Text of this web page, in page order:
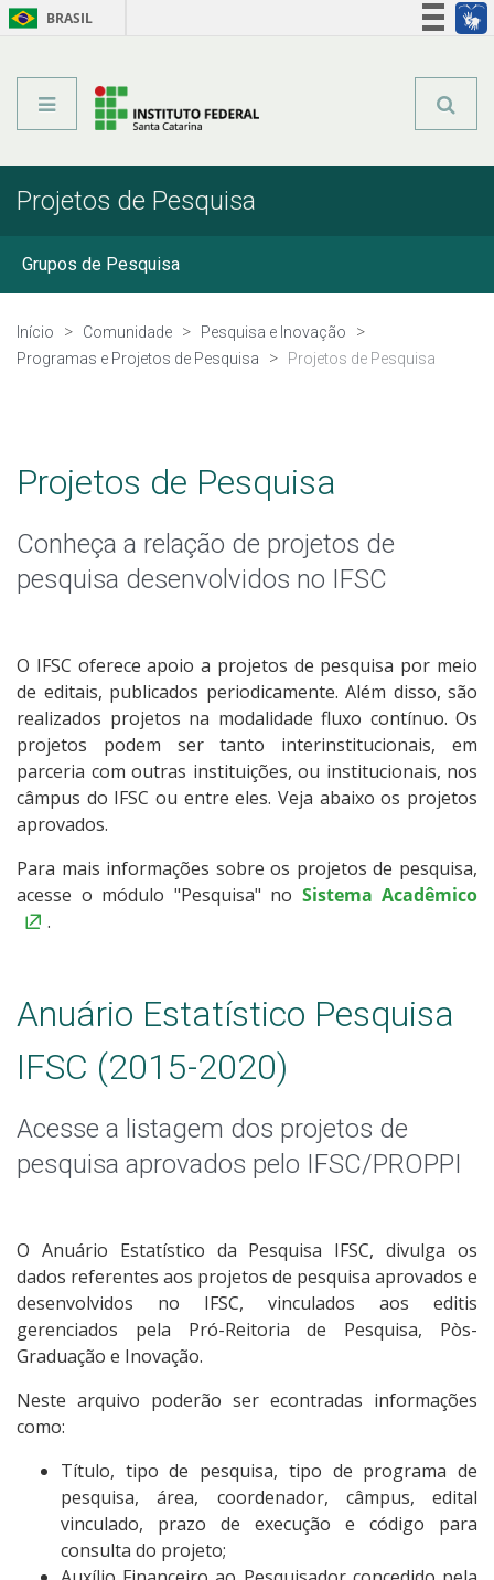
BRASIL
Projetos de Pesquisa
Grupos de Pesquisa
Programas e Projetos de Pesquisa
NIT - Núcleo de Inovação Tecnológica
Polo de Inovação
Laboratórios
Comitê de Ética em Pesquisa com Seres Humanos
Equipes de competição
Início Comunidade
Pesquisa e Inovação
Programas e Projetos de Pesquisa
Projetos de Pesquisa
Projetos de Pesquisa
Conheça a relação de projetos de
pesquisa desenvolvidos no IFSC
O IFSC oferece apoio a projetos de pesquisa por meio
de editais, publicados periodicamente. Além disso, são
realizados projetos na modalidade fluxo contínuo. Os
projetos podem ser tanto interinstitucionais, em
parceria com outras instituições, ou institucionais, nos
câmpus do IFSC ou entre eles. Veja abaixo os projetos
aprovados.
Para mais informações sobre os projetos de pesquisa,
acesse o módulo "Pesquisa" no Sistema Acadêmico
.
Anuário Estatístico Pesquisa
IFSC (2015-2020)
Acesse a listagem dos projetos de
pesquisa aprovados pelo IFSC/PROPPI
O Anuário Estatístico da Pesquisa IFSC, divulga os
dados referentes aos projetos de pesquisa aprovados e
desenvolvidos no IFSC, vinculados aos editis
gerenciados pela Pró-Reitoria de Pesquisa, Pòs-
Graduação e Inovação.
Neste arquivo poderão ser econtradas informações
como:
Título, tipo de pesquisa, tipo de programa de
pesquisa, área, coordenador, câmpus, edital
vinculado, prazo de execução e código para
consulta do projeto;